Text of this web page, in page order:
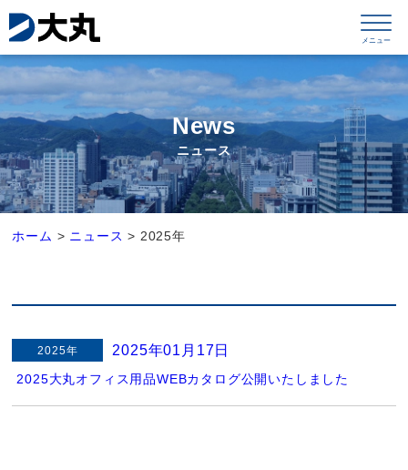
News
ニュース
ホーム > ニュース > 2025年
2025年 2025年01月17日
2025大丸オフィス用品WEBカタログ公開いたしました